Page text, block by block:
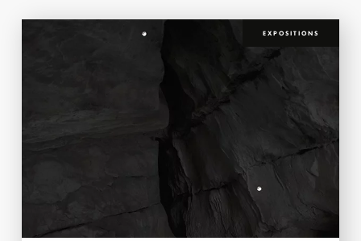
EXPOSITIONS